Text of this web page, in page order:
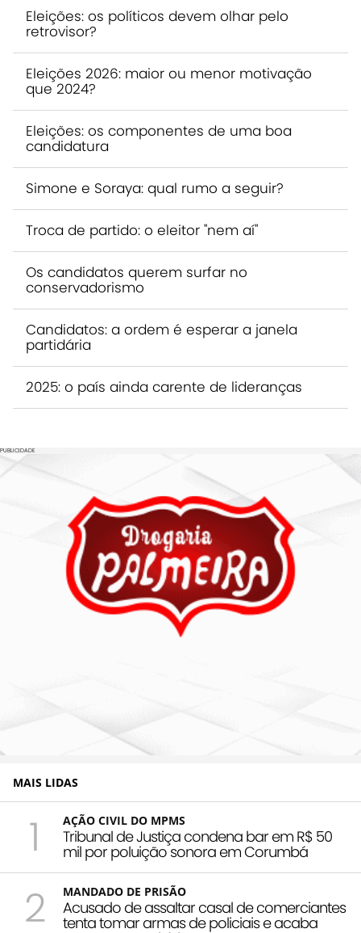
Eleições: os políticos devem olhar pelo
retrovisor?
Eleições 2026: maior ou menor motivação
que 2024?
Eleições: os componentes de uma boa
candidatura
Simone e Soraya: qual rumo a seguir?
Troca de partido: o eleitor "nem aí"
Os candidatos querem surfar no
conservadorismo
Candidatos: a ordem é esperar a janela
partidária
2025: o país ainda carente de lideranças
PUBLICIDADE
MAIS LIDAS
1 AÇÃO CIVIL DO MPMS
Tribunal de Justiça condena bar em R$ 50
mil por poluição sonora em Corumbá
2 MANDADO DE PRISÃO
Acusado de assaltar casal de comerciantes
tenta tomar armas de policiais e acaba